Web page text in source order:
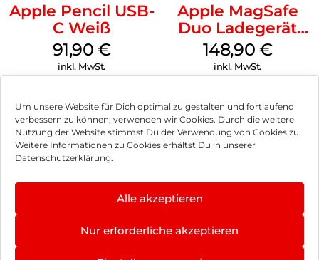
Um unsere Website für Dich optimal zu gestalten und fortlaufend
verbessern zu können, verwenden wir Cookies. Durch die weitere
Nutzung der Website stimmst Du der Verwendung von Cookies zu.
Weitere Informationen zu Cookies erhältst Du in unserer
Datenschutzerklärung.
Alle akzeptieren
Nur erforderliche akzeptieren
Apple Pencil USB-
C Weiß
91,90 €
inkl. MwSt.
Apple MagSafe
Duo Ladegerät
Weiß
148,90 €
inkl. MwSt.
Impressum
Hinweis zur Batterieentsorgung